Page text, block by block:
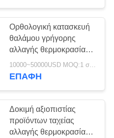
Ορθολογική κατασκευή
θαλάμου γρήγορης
αλλαγής θερμοκρασίας
και υγρασίας LIYI
10000~50000USD MOQ:1 σύνολο
ΕΠΑΦΉ
Δοκιμή αξιοπιστίας
προϊόντων ταχείας
αλλαγής θερμοκρασίας